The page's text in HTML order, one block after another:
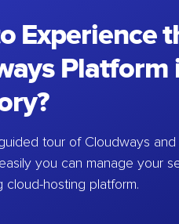
Experience
Platform
tour of Cloudways
you can manage your
cloud-hosting platform.